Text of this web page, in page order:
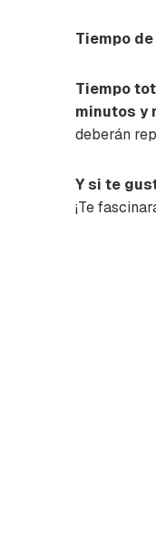
Tiempo
Tiempo
minutos y
deberán
Y si te
¡Te